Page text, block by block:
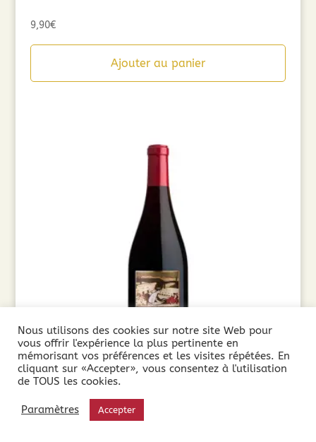
9,90€
Ajouter au panier
Côté Mas Cru Pézenas (75cl) 2021
12,00€
Nous utilisons des cookies sur notre site Web pour
vous offrir l'expérience la plus pertinente en
mémorisant vos préférences et les visites répétées. En
cliquant sur «Accepter», vous consentez à l'utilisation
de TOUS les cookies.
Paramètres Accepter